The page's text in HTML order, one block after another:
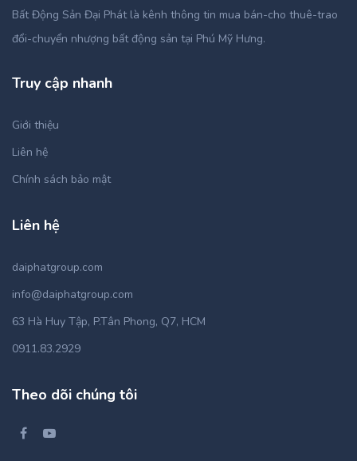
Bất Động Sản Đại Phát là kênh thông tin mua bán-cho thuê-trao
đổi-chuyển nhượng bất động sản tại Phú Mỹ Hưng.
Truy cập nhanh
Giới thiệu
Liên hệ
Chính sách bảo mật
Liên hệ
daiphatgroup.com
info@daiphatgroup.com
63 Hà Huy Tập, P.Tân Phong, Q7, HCM
0911.83.2929
Theo dõi chúng tôi